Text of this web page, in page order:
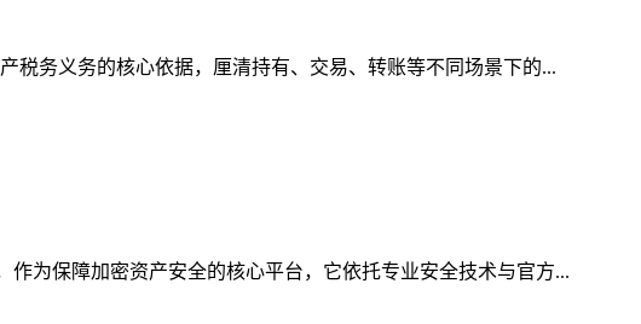
税务义务的核心依据，厘清持有、交易、转账等不同场景下的...
为保障加密资产安全的核心平台，它依托专业安全技术与官方...